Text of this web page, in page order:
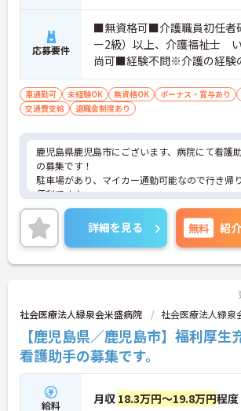
応募要件
■無資格可■介護職員初任者
ー2級）以上、介護福祉士
尚可■経験不問※介護の経験
車通勤可 未経験OK 無資格OK ボーナス・賞与あり
交通費支給
退職金制度あり
鹿児島県鹿児島市にございます、病院にて看護
の募集です！
駐車場があり、マイカー通勤可能なので行き帰
便利です♪
賞与・昇給あり！頑張りをしっかりと評価して
ので、モチベーションを保ちやすい環境です★
勤務時間も相談に応じますので、ワークライフ
ンスを大切にしながら働いていただけます◎
ご興味のある方は、マイナビ介護職までお問い
詳細を見る 無料 紹
社会医療法人緑泉会米盛病院 社会医療法人緑泉
【鹿児島県／鹿児島市】福利厚
看護助手の募集です。
給料 月収 18.3万円～19.8万円程